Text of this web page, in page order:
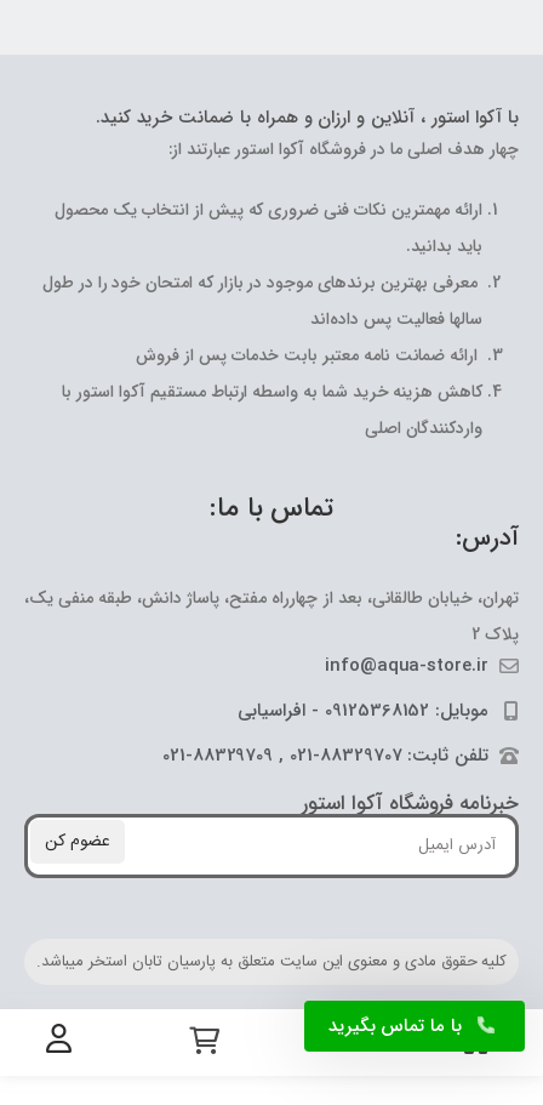
با آکوا استور ، آنلاین و ارزان و همراه با ضمانت خرید کنید.
چهار هدف اصلی ما در فروشگاه آکوا استور عبارتند از:
ارائه مهمترین نکات فنی ضروری که پیش از انتخاب یک محصول
باید بدانید.
معرفی بهترین برندهای موجود در بازار که امتحان خود را در طول
سالها فعالیت پس داده‌اند
ارائه ضمانت نامه معتبر بابت خدمات پس از فروش
کاهش هزینه خرید شما به واسطه ارتباط مستقیم آکوا استور با
واردکنندگان اصلی
تماس با ما:
آدرس:
تهران، خیابان طالقانی، بعد از چهارراه مفتح، پاساژ دانش، طبقه منفی یک،
پلاک 2
info@aqua-store.ir
موبایل: 09125368152 - افراسیابی
تلفن ثابت: 88329707-021 , 88329709-021
خبرنامه فروشگاه آکوا استور
عضوم کن
کلیه حقوق مادی و معنوی این سایت متعلق به پارسیان تابان استخر میباشد.
با ما تماس بگیرید